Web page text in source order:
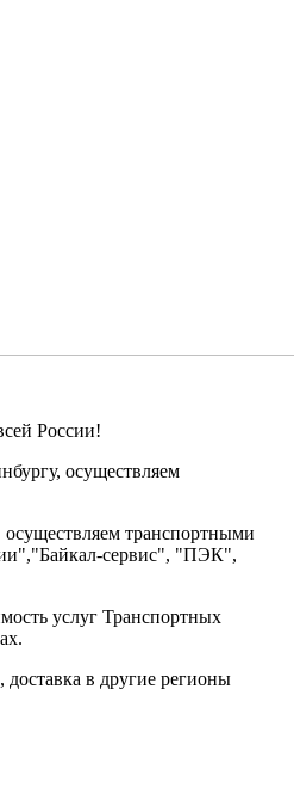
России!
осуществляем
транспортными
сервис", "ПЭК",
услуг Транспортных
доставка в другие регионы